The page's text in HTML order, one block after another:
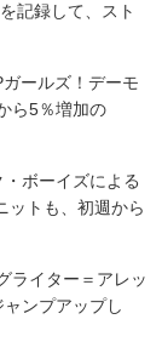
記録して、スト
ールズ！デーモ
ら5％増加の
ボーイズによる
ットも、初週から
ライター＝アレッ
ンプアップし